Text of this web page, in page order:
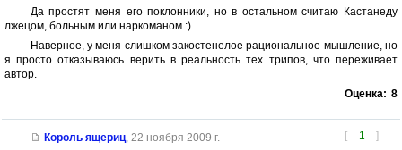
Да простят меня его поклонники, но в остальном считаю Кастанеду
лжецом, больным или наркоманом :)
Наверное, у меня слишком закостенелое рациональное мышление, но
я просто отказываюсь верить в реальность тех трипов, что переживает
автор.
Оценка: 8
[ 1 ]
Король ящериц, 22 ноября 2009 г.